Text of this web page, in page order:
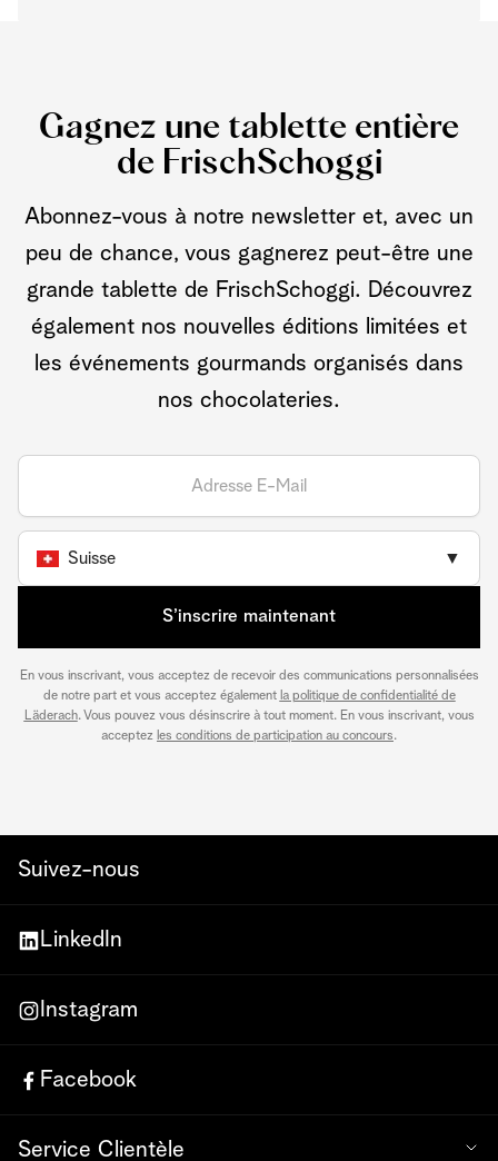
Gagnez une tablette entière
de FrischSchoggi
Abonnez-vous à notre newsletter et, avec un
peu de chance, vous gagnerez peut-être une
grande tablette de FrischSchoggi. Découvrez
également nos nouvelles éditions limitées et
les événements gourmands organisés dans
nos chocolateries.
Suisse ▼
S’inscrire maintenant
En vous inscrivant, vous acceptez de recevoir des communications personnalisées
de notre part et vous acceptez également la politique de confidentialité de
Läderach. Vous pouvez vous désinscrire à tout moment. En vous inscrivant, vous
acceptez les conditions de participation au concours.
Suivez-nous
LinkedIn
Instagram
Facebook
Service Clientèle